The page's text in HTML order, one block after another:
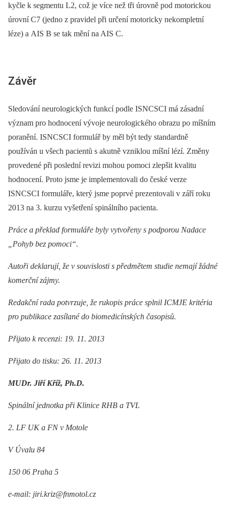
kyčle k segmentu L2, což je více než tři úrovně pod motorickou
úrovní C7 (jedno z pravidel při určení motoricky nekompletní
léze) a AIS B se tak mění na AIS C.
Závěr
Sledování neurologických funkcí podle ISNCSCI má zásadní
význam pro hodnocení vývoje neurologického obrazu po míšním
poranění. ISNCSCI formulář by měl být tedy standardně
používán u všech pacientů s akutně vzniklou míšní lézí. Změny
provedené při poslední revizi mohou pomoci zlepšit kvalitu
hodnocení. Proto jsme je implementovali do české verze
ISNCSCI formuláře, který jsme poprvé prezentovali v září roku
2013 na 3. kurzu vyšetření spinálního pacienta.
Práce a překlad formuláře byly vytvořeny s podporou Nadace
„Pohyb bez pomoci“.
Autoři deklarují, že v souvislosti s předmětem studie nemají žádné
komerční zájmy.
Redakční rada potvrzuje, že rukopis práce splnil ICMJE kritéria
pro publikace zasílané do biomedicínských časopisů.
Přijato k recenzi: 19. 11. 2013
Přijato do tisku: 26. 11. 2013
MUDr. Jiří Kříž, Ph.D.
Spinální jednotka při Klinice RHB a TVL
2. LF UK a FN v Motole
V Úvalu 84
150 06 Praha 5
e-mail: jiri.kriz@fnmotol.cz